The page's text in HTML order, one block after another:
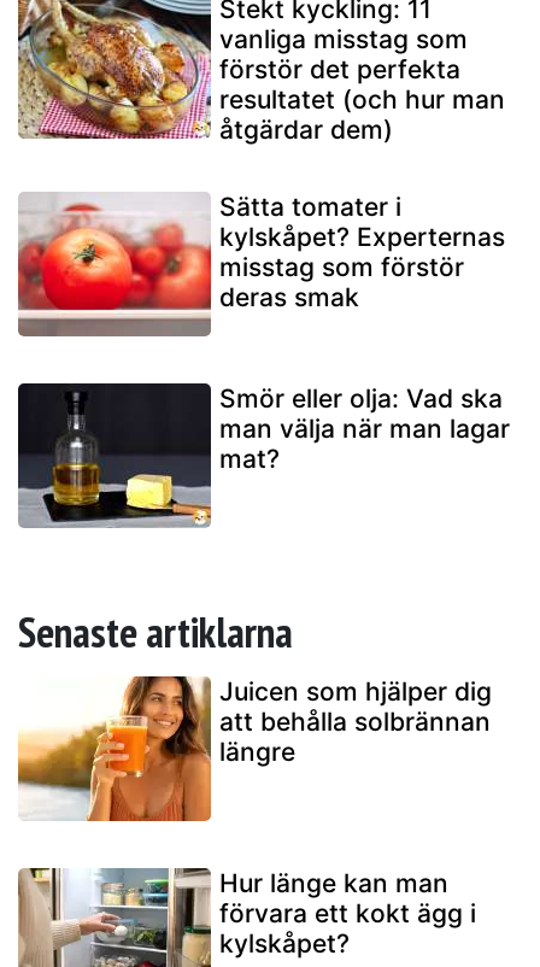
Stekt kyckling: 11
vanliga misstag som
förstör det perfekta
resultatet (och hur man
åtgärdar dem)
Sätta tomater i
kylskåpet? Experternas
misstag som förstör
deras smak
Smör eller olja: Vad ska
man välja när man lagar
mat?
Senaste artiklarna
Juicen som hjälper dig
att behålla solbrännan
längre
Hur länge kan man
förvara ett kokt ägg i
kylskåpet?